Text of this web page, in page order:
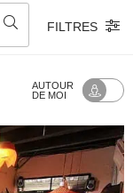
FILTRES
AUTOUR
DE MOI